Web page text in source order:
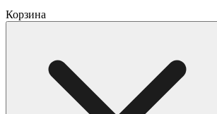
Корзина